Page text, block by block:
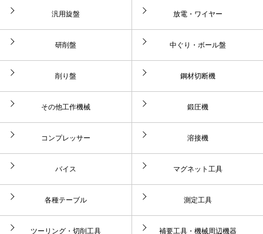
汎用旋盤 放電・ワイヤー
研削盤 中ぐり・ボール盤
削り盤 鋼材切断機
その他工作機械 鍛圧機
コンプレッサー 溶接機
バイス マグネット工具
各種テーブル 測定工具
ツーリング・切削工具 補要工具・機械周辺機器